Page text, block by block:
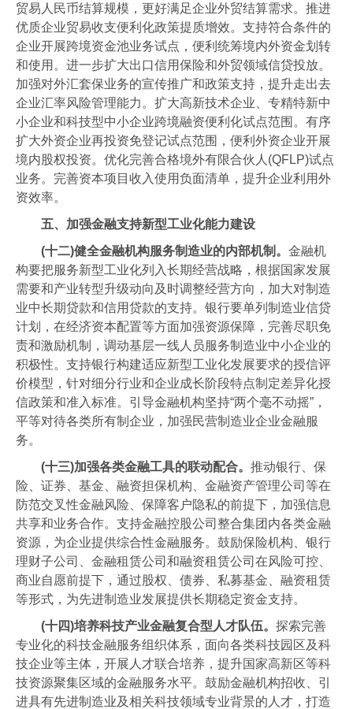
贸易人民币结算规模，更好满足企业外贸结算需求。推进
优质企业贸易收支便利化政策提质增效。支持符合条件的
企业开展跨境资金池业务试点，便利统筹境内外资金划转
和使用。进一步扩大出口信用保险和外贸领域信贷投放。
加强对外汇套保业务的宣传推广和政策支持，提升走出去
企业汇率风险管理能力。扩大高新技术企业、专精特新中
小企业和科技型中小企业跨境融资便利化试点范围。有序
扩大外资企业再投资免登记试点范围，便利外资企业开展
境内股权投资。优化完善合格境外有限合伙人(QFLP)试点
业务。完善资本项目收入使用负面清单，提升企业利用外
资效率。
五、加强金融支持新型工业化能力建设
(十二)健全金融机构服务制造业的内部机制。 金融机
构要把服务新型工业化列入长期经营战略，根据国家发展
需要和产业转型升级动向及时调整经营方向，加大对制造
业中长期贷款和信用贷款的支持。银行要单列制造业信贷
计划，在经济资本配置等方面加强资源保障，完善尽职免
责和激励机制，调动基层一线人员服务制造业中小企业的
积极性。支持银行构建适应新型工业化发展要求的授信评
价模型，针对细分行业和企业成长阶段特点制定差异化授
信政策和准入标准。引导金融机构坚持“两个毫不动摇”，
平等对待各类所有制企业，加强民营制造业企业金融服
务。
(十三)加强各类金融工具的联动配合。 推动银行、保
险、证券、基金、融资担保机构、金融资产管理公司等在
防范交叉性金融风险、保障客户隐私的前提下，加强信息
共享和业务合作。支持金融控股公司整合集团内各类金融
资源，为企业提供综合性金融服务。鼓励保险机构、银行
理财子公司、金融租赁公司和融资租赁公司在风险可控、
商业自愿前提下，通过股权、债券、私募基金、融资租赁
等形式，为先进制造业发展提供长期稳定资金支持。
(十四)培养科技产业金融复合型人才队伍。 探索完善
专业化的科技金融服务组织体系，面向各类科技园区及科
技企业等主体，开展人才联合培养，提升国家高新区等科
技资源聚集区域的金融服务水平。鼓励金融机构招收、引
进具有先进制造业及相关科技领域专业背景的人才，打造